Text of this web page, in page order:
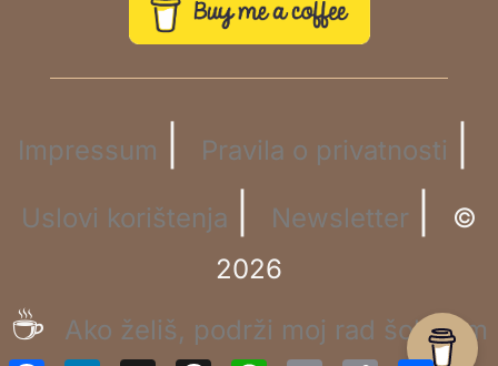
Impressum Pravila o privatnosti
Uslovi korištenja Newsletter
©
2026
☕
Ako želiš, podrži moj rad šoljicom